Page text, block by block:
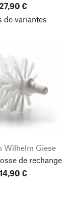
€
de variantes
Wilhelm Giese
de rechange
14,90 €